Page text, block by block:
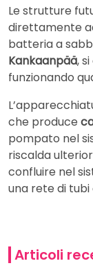
Le strutture
direttamente
batteria a
Kankaanpää,
funzionando
che produce
pompato nel
riscalda
confluire nel
una rete di tubi
Articoli